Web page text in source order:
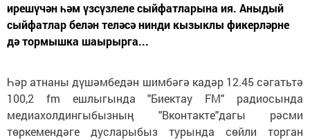
ирешүчән һәм үзсүзлеле сыйфатларына ия. Аныдый
сыйфатлар белән теләсә нинди кызыклы фикерләрне
дә тормышка шаырырга...
Һәр атнаны дүшәмбедән шимбәгә кадәр 12.45 сәгатьтә
100,2 fm ешлыгында "Биектау FM" радиосында
медиахолдингыбызның "Вконтакте"дагы рәсми
төркемендәге дусларыбыз турында сөйли торган